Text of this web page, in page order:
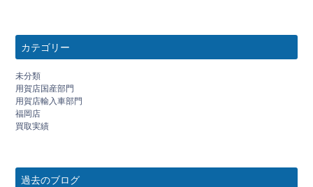
カテゴリー
未分類
用賀店国産部門
用賀店輸入車部門
福岡店
買取実績
過去のブログ